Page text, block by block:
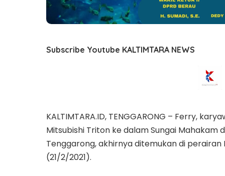
Subscribe Youtube KALTIMTARA NEWS
KALTIMTARA.ID, TENGGARONG – Ferry,
Mitsubishi Triton ke dalam Sungai Mahakam
Tenggarong, akhirnya ditemukan di perairan
(21/2/2021).